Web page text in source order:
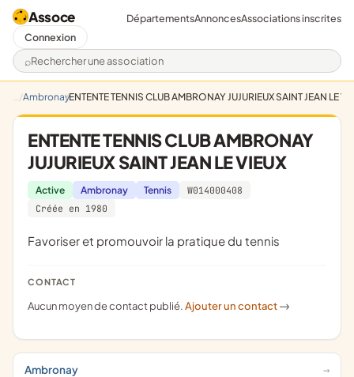
Assoce
Rechercher une association
DépartementsAnnoncesAssociations inscrites
Connexion
AmbronayENTENTE TENNIS CLUB AMBRONAY JUJURIEUX SAINT JEAN LE
ENTENTE TENNIS CLUB AMBRONAY
JUJURIEUX SAINT JEAN LE VIEUX
Active Ambronay Tennis
W014000408
Créée en 1980
favoriser et promouvoir la pratique du tennis
CONTACT
Aucun moyen de contact publié.Ajouter un contact ->
Ambronay